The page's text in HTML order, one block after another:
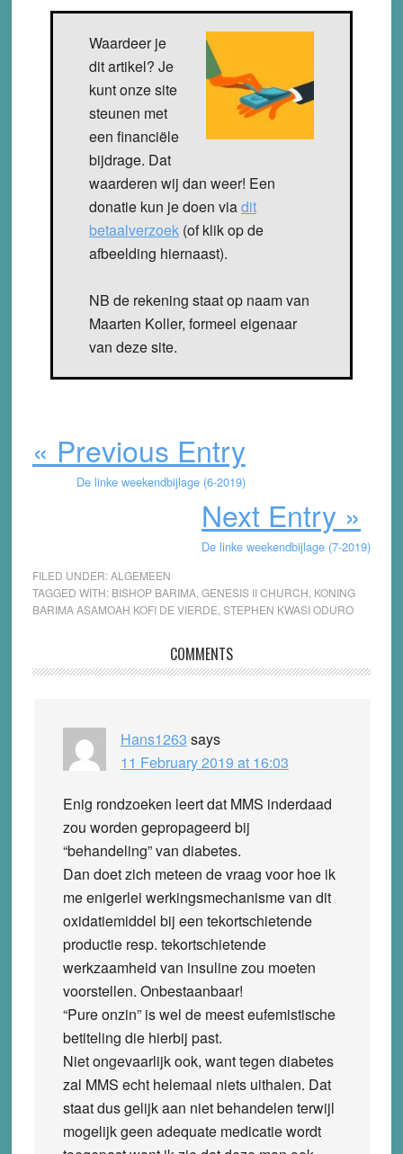
Waardeer je
dit artikel? Je
kunt onze site
steunen met
een financiële
bijdrage. Dat
waarderen wij dan weer! Een
donatie kun je doen viadit
betaalverzoek(of klik op de
afbeelding hiernaast).
NB de rekening staat op naam van
Maarten Koller, formeel eigenaar
van deze site.
« Previous Entry
De linke weekendbijlage (6-2019)
Next Entry »
De linke weekendbijlage (7-2019)
FILED UNDER:ALGEMEEN
TAGGED WITH: BISHOP BARIMA, GENESIS II CHURCH KONING
BARIMA ASAMOAH KOFI DE VIERDE STEPHEN KWASI ODURO
Interactions
COMMENTS
Hans1263 says
11 February 2019 at 16:03
Enig rondzoeken leert dat MMS inderdaad
zou worden gepropageerd bij
“behandeling” van diabetes.
Dan doet zich meteen de vraag voor hoe ik
me enigerlei werkingsmechanisme van dit
oxidatiemiddel bij een tekortschietende
productie resp. tekortschietende
werkzaamheid van insuline zou moeten
voorstellen. Onbestaanbaar!
“Pure onzin” is wel de meest eufemistische
betiteling die hierbij past.
Niet ongevaarlijk ook, want tegen diabetes
zal MMS echt helemaal niets uithalen. Dat
staat dus gelijk aan niet behandelen terwijl
mogelijk geen adequate medicatie wordt